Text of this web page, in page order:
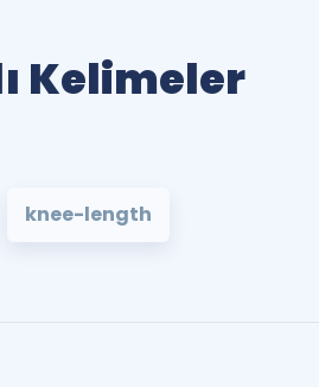
Kelimeler
knee-length